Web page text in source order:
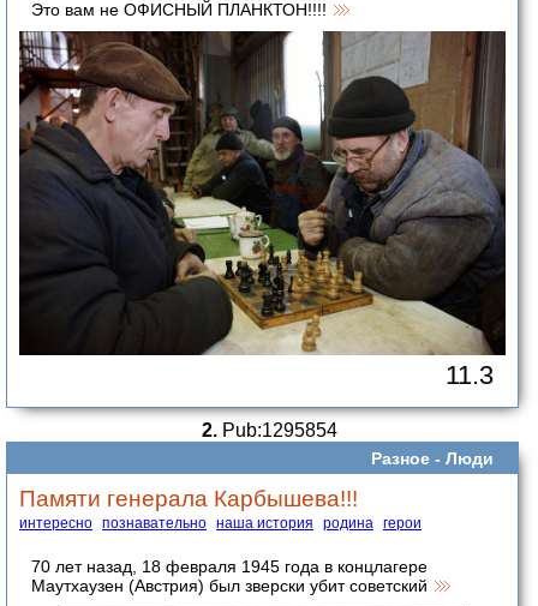
Это вам не ОФИСНЫЙ ПЛАНКТОН!!!!
11.3
2.Pub:1295854
Разное - Люди
Памяти генерала Карбышева!!!
интересно познавательно наша история родина герои
70 лет назад, 18 февраля 1945 года в концлагере
Маутхаузен (Австрия) был зверски убит советский